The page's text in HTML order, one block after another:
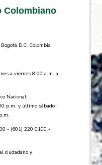
Colombiano
D.C. Colombia
a viernes 8.00 a.m. a
Nacional:
p.m. y último sábado
- (601) 220 0100 -
ciudadano y